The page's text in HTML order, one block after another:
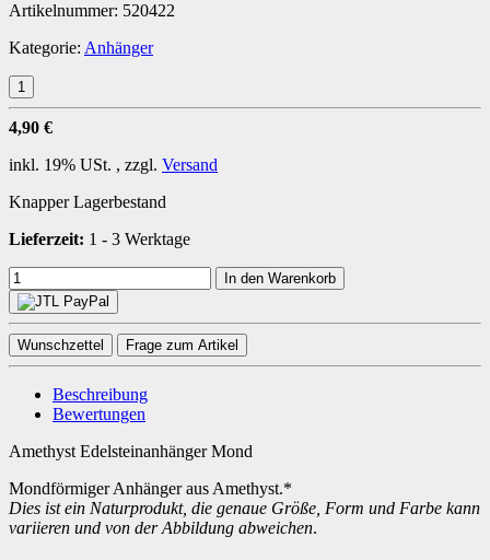
Artikelnummer: 520422
Kategorie: Anhänger
4,90 €
inkl. 19% USt. , zzgl. Versand
Knapper Lagerbestand
Lieferzeit: 1 - 3 Werktage
In den Warenkorb
Wunschzettel Frage zum Artikel
Beschreibung
Bewertungen
Amethyst Edelsteinanhänger Mond
Mondförmiger Anhänger aus Amethyst.*
Dies ist ein Naturprodukt, die genaue Größe, Form und Farbe kann
variieren und von der Abbildung abweichen.